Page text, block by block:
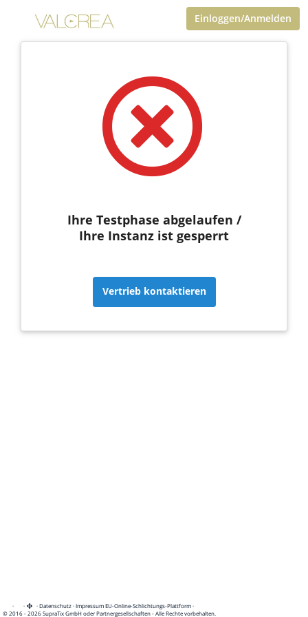
Einloggen/Anmelden
Ihre Testphase abgelaufen /
Ihre Instanz ist gesperrt
Vertrieb kontaktieren
· · ·Datenschutz·Impressum EU-Online-Schlichtungs-Plattform·
© 2016 - 2026 SupraTix GmbH oder Partnergesellschaften - Alle Rechte vorbehalten.